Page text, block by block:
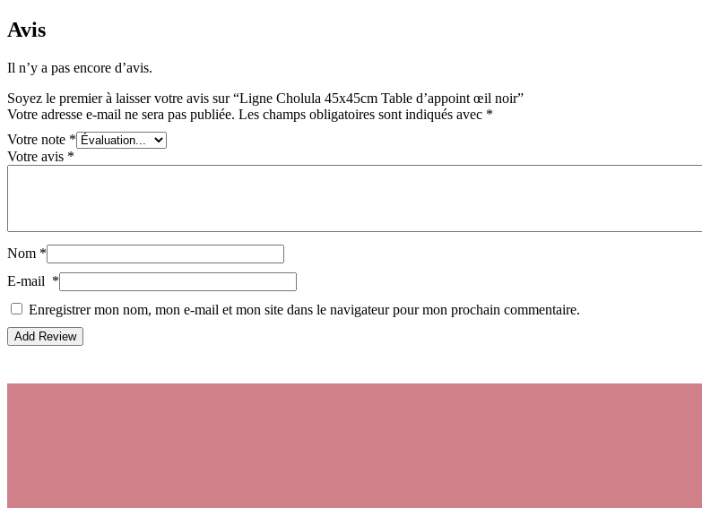
Avis
Il n’y a pas encore d’avis.
Soyez le premier à laisser votre avis sur “Ligne Cholula 45x45cm Table d’appoint œil noir”
Votre adresse e-mail ne sera pas publiée. Les champs obligatoires sont indiqués avec *
Votre note *
Votre avis *
Nom *
E-mail *
Enregistrer mon nom, mon e-mail et mon site dans le navigateur pour mon prochain commentaire.